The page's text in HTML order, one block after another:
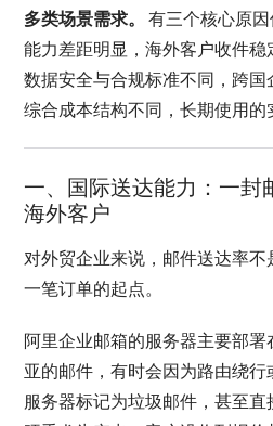
多类场景需求。
有三个核心原
能力差距明显，海外客户收件稳
数据安全与合规标准不同，跨国
综合成本结构不同，长期使用的
一、国际送达能力：一封
海外客户
对外贸企业来说，邮件送达率
一笔订单的起点。
阿里企业邮箱的服务器主要部
亚的邮件，有时会因为路由绕
服务器标记为垃圾邮件，甚至